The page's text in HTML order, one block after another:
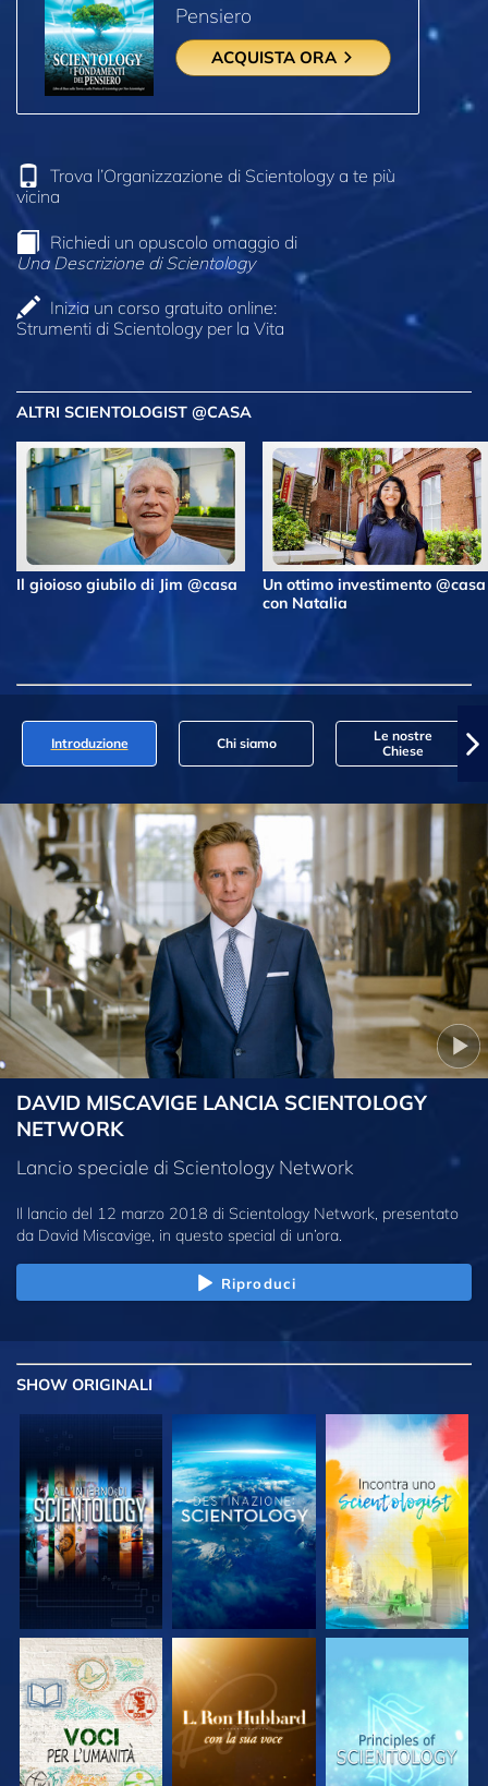
Pensiero
ACQUISTA ORA
Trova l’Organizzazione di Scientology a te più
vicina
Richiedi un opuscolo omaggio di
Una Descrizione di Scientology
Inizia un corso gratuito online:
Strumenti di Scientology per la Vita
ALTRI SCIENTOLOGIST @CASA
Il gioioso giubilo di Jim @casa
Un ottimo investimento @casa
con Natalia
Introduzione Chi siamo
Le nostre
Chiese
DAVID MISCAVIGE LANCIA SCIENTOLOGY
NETWORK
Lancio speciale di Scientology Network
Il lancio del 12 marzo 2018 di Scientology Network, presentato
da David Miscavige, in questo special di un’ora.
Riproduci
SHOW ORIGINALI
ESPLORA LE
SERIE
ESPLORA LE
SERIE
ESPLORA LE
SERIE